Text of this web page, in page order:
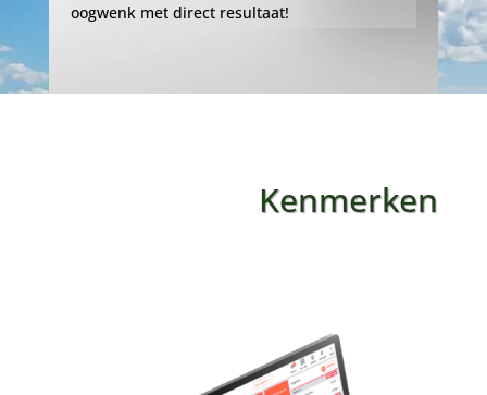
oogwenk met direct resultaat!
Kenmerken